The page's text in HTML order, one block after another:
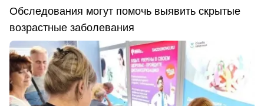
Обследования могут помочь выявить скрытые
возрастные заболевания